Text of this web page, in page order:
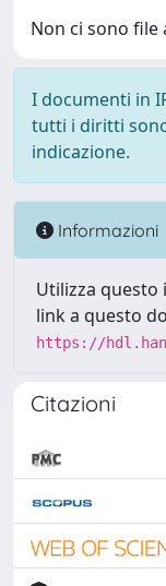
Non ci sono
I documenti in
tutti i diritti
indicazione.
Informazioni
Utilizza
link a questo
https://
Citazioni